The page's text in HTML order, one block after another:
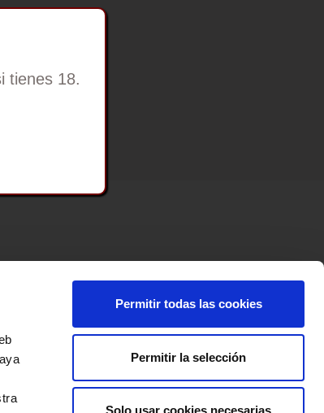
Permitir todas las cookies
Permitir la selección
Solo usar cookies necesarias
tienes 18.